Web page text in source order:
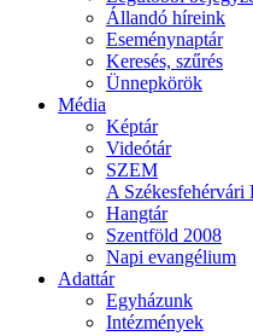
Állandó híreink
Eseménynaptár
Keresés, szűrés
Ünnepkörök
Média
Képtár
Videótár
SZEM
A Székesfehérvári
Hangtár
Szentföld 2008
Napi evangélium
Adattár
Egyházunk
Intézmények